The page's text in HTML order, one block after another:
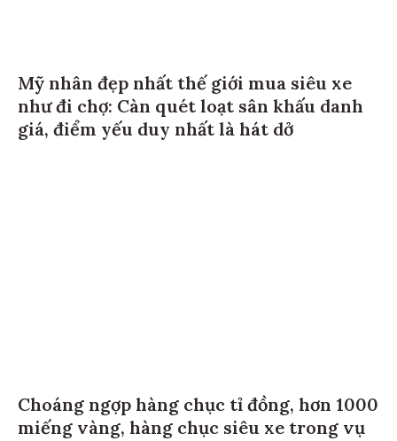
Mỹ nhân đẹp nhất thế giới mua siêu xe
như đi chợ: Càn quét loạt sân khấu danh
giá, điểm yếu duy nhất là hát dở
Choáng ngợp hàng chục tỉ đồng, hơn 1000
miếng vàng, hàng chục siêu xe trong vụ